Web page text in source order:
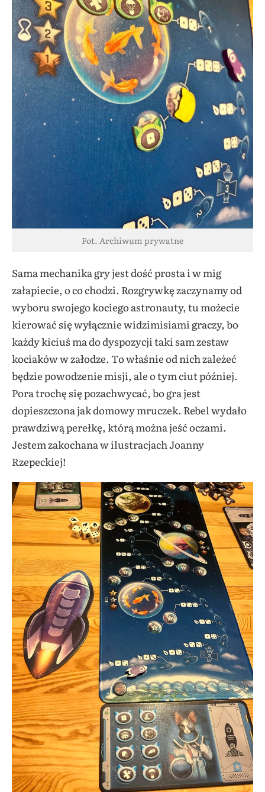
Fot. Archiwum prywatne
Sama mechanika gry jest dość prosta i w mig
załapiecie, o co chodzi. Rozgrywkę zaczynamy od
wyboru swojego kociego astronauty, tu możecie
kierować się wyłącznie widzimisiami graczy, bo
każdy kiciuś ma do dyspozycji taki sam zestaw
kociaków w załodze. To właśnie od nich zależeć
będzie powodzenie misji, ale o tym ciut później.
Pora trochę się pozachwycać, bo gra jest
dopieszczona jak domowy mruczek. Rebel wydało
prawdziwą perełkę, którą można jeść oczami.
Jestem zakochana w ilustracjach Joanny
Rzepeckiej!